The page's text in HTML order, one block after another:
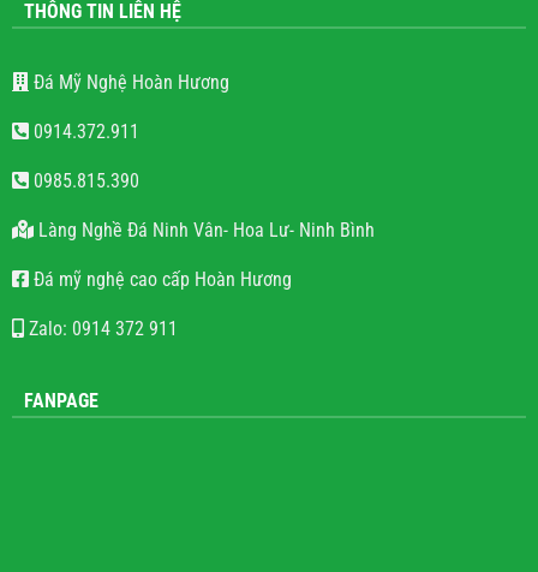
THÔNG TIN LIÊN HỆ
Đá Mỹ Nghệ Hoàn Hương
0914.372.911
0985.815.390
Làng Nghề Đá Ninh Vân- Hoa Lư- Ninh Bình
Đá mỹ nghệ cao cấp Hoàn Hương
Zalo: 0914 372 911
FANPAGE